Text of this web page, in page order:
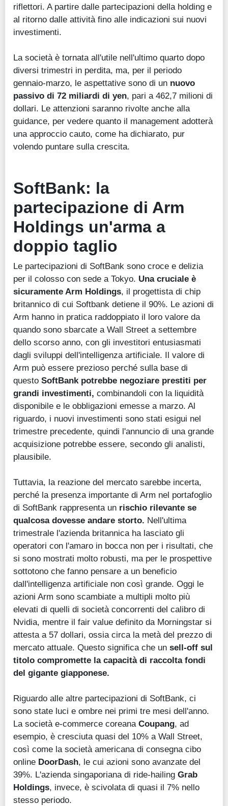
riflettori. A partire dalle partecipazioni della holding e
al ritorno dalle attività fino alle indicazioni sui nuovi
investimenti.
La società è tornata all'utile nell'ultimo quarto dopo
diversi trimestri in perdita, ma, per il periodo
gennaio-marzo, le aspettative sono di un nuovo
passivo di 72 miliardi di yen, pari a 462,7 milioni di
dollari. Le attenzioni saranno rivolte anche alla
guidance, per vedere quanto il management adotterà
una approccio cauto, come ha dichiarato, pur
volendo puntare sulla crescita.
SoftBank: la
partecipazione di Arm
Holdings un'arma a
doppio taglio
Le partecipazioni di SoftBank sono croce e delizia
per il colosso con sede a Tokyo. Una cruciale è
sicuramente Arm Holdings, il progettista di chip
britannico di cui Softbank detiene il 90%. Le azioni di
Arm hanno in pratica raddoppiato il loro valore da
quando sono sbarcate a Wall Street a settembre
dello scorso anno, con gli investitori entusiasmati
dagli sviluppi dell'intelligenza artificiale. Il valore di
Arm può essere prezioso perché sulla base di
questo SoftBank potrebbe negoziare prestiti per
grandi investimenti, combinandoli con la liquidità
disponibile e le obbligazioni emesse a marzo. Al
riguardo, i nuovi investimenti sono stati esigui nel
trimestre precedente, quindi l'annuncio di una grande
acquisizione potrebbe essere, secondo gli analisti,
plausibile.
Tuttavia, la reazione del mercato sarebbe incerta,
perché la presenza importante di Arm nel portafoglio
di SoftBank rappresenta un rischio rilevante se
qualcosa dovesse andare storto. Nell'ultima
trimestrale l'azienda britannica ha lasciato gli
operatori con l'amaro in bocca non per i risultati, che
si sono mostrati molto robusti, ma per le prospettive
sottotono che fanno pensare a un beneficio
dall'intelligenza artificiale non così grande. Oggi le
azioni Arm sono scambiate a multipli molto più
elevati di quelli di società concorrenti del calibro di
Nvidia, mentre il fair value definito da Morningstar si
attesta a 57 dollari, ossia circa la metà del prezzo di
mercato attuale. Questo significa che un sell-off sul
titolo compromette la capacità di raccolta fondi
del gigante giapponese.
Riguardo alle altre partecipazioni di SoftBank, ci
sono state luci e ombre nei primi tre mesi dell'anno.
La società e-commerce coreana Coupang, ad
esempio, è cresciuta quasi del 10% a Wall Street,
così come la società americana di consegna cibo
online DoorDash, le cui azioni sono avanzate del
39%. L'azienda singaporiana di ride-hailing Grab
Holdings, invece, è scivolata di quasi il 7% nello
stesso periodo.